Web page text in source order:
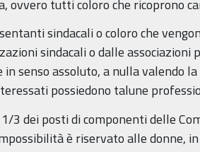
ovvero tutti coloro che ricoprono
sindacali o coloro che
sindacali o dalle associazioni
in senso assoluto, a nulla valendo
possiedono talune
3 dei posti di componenti delle
è riservato alle donne,